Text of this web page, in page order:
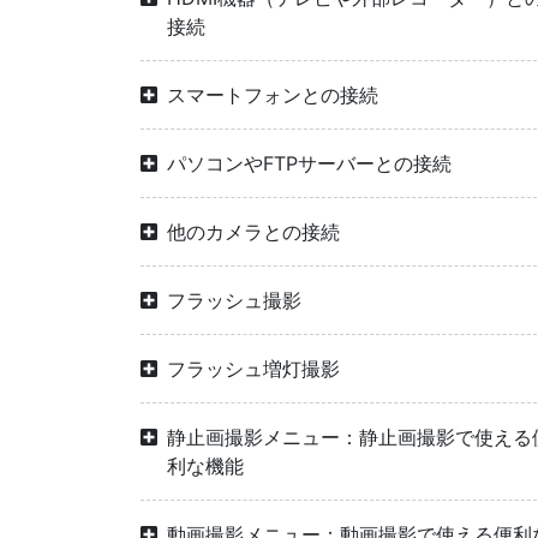
接続
スマートフォンとの接続
パソコンやFTPサーバーとの接続
他のカメラとの接続
フラッシュ撮影
フラッシュ増灯撮影
静止画撮影メニュー：静止画撮影で使える
利な機能